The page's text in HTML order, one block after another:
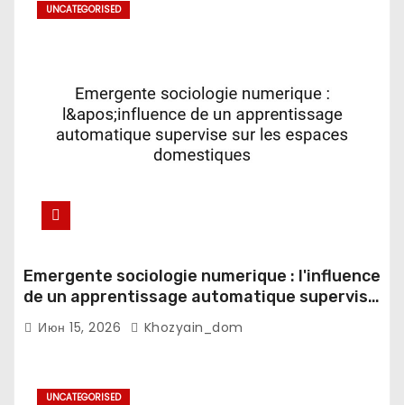
UNCATEGORISED
Emergente sociologie numerique : l'influence
de un apprentissage automatique supervise
sur les espaces domestiques
Июн 15, 2026 Khozyain_dom
UNCATEGORISED